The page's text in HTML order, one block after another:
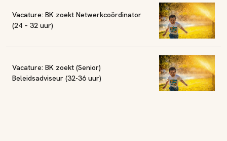
Vacature: BK zoekt Netwerkcoördinator
(24 – 32 uur)
Vacature: BK zoekt (Senior)
Beleidsadviseur (32-36 uur)